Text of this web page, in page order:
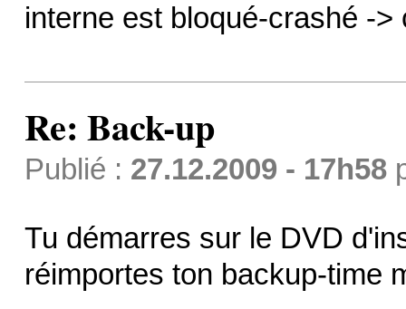
interne est bloqué-crashé ->
Re: Back-up
Publié : 27.12.2009 - 17h58
Tu démarres sur le DVD
réimportes ton backup-time